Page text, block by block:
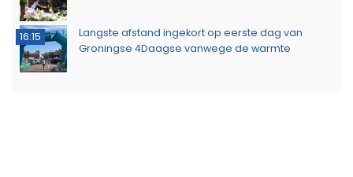
16:15
Langste afstand ingekort op eerste dag van
Groningse 4Daagse vanwege de warmte